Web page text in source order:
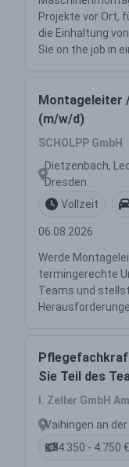
Projekte vor Ort,
die Einhaltung
Sie on the job in
Montageleiter
(m/w/d)
SCHOLPP GmbH
Dietzenbach,
Dresden
Vollzeit
06.08.2026
Werde
termingerechte
Teams und
Sie Teil des
I. Zeller GmbH
Vaihingen an der
4.350 - 4.750